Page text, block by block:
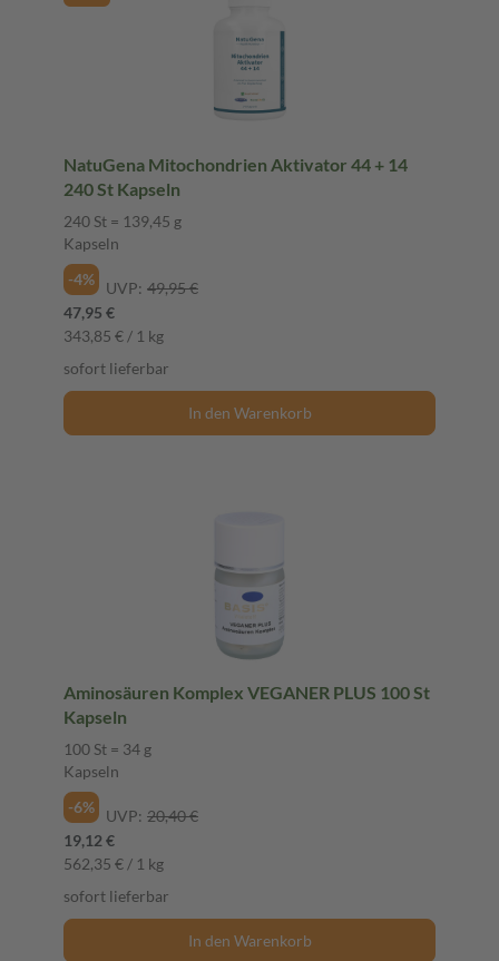
NatuGena Mitochondrien Aktivator 44 + 14
240 St Kapseln
240 St = 139,45 g
Kapseln
-4%
UVP: 49,95 €
47,95 €
343,85 € / 1 kg
sofort lieferbar
In den Warenkorb
Aminosäuren Komplex VEGANER PLUS 100 St
Kapseln
100 St = 34 g
Kapseln
-6%
UVP: 20,40 €
19,12 €
562,35 € / 1 kg
sofort lieferbar
In den Warenkorb